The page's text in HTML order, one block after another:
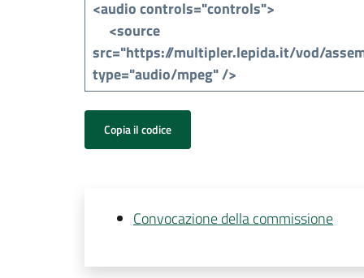
Copia il codice
Convocazione della commissione